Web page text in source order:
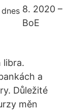
8. 2020 –
BoE
libra.
a
Důležité
měn